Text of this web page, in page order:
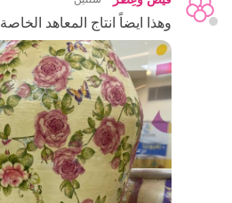
وهذا ايضاً انتاج المعاهد الخاصة